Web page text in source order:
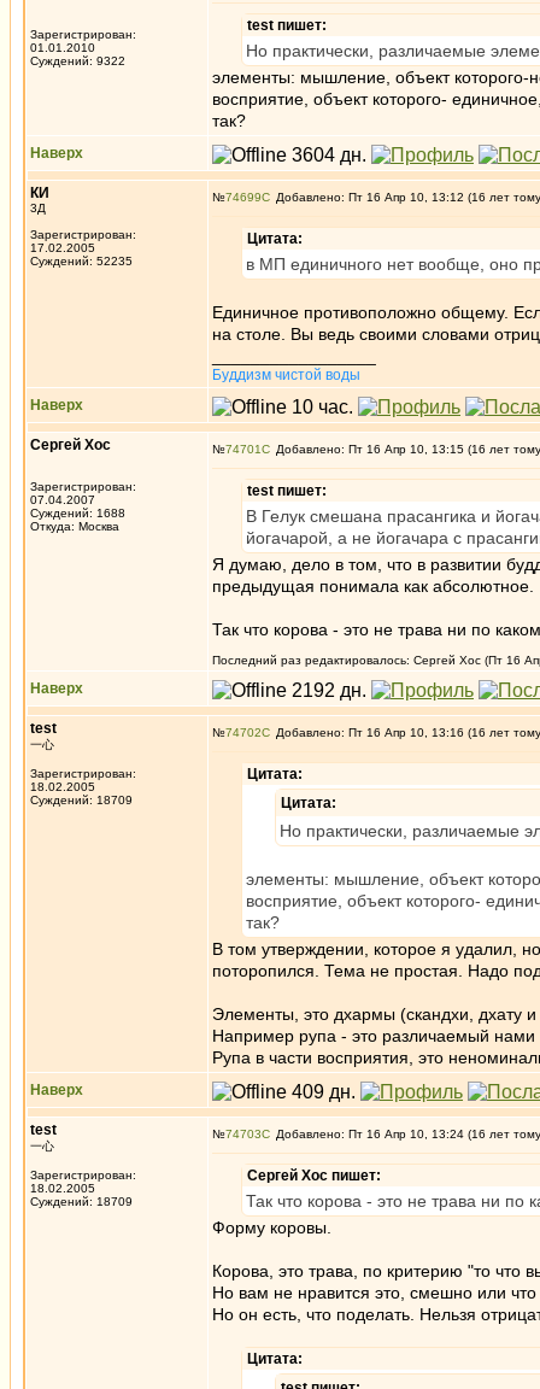
Зарегистрирован:
01.01.2010
Суждений: 9322
test пишет:
Но практически, различаемые
элементы: мышление, объект которого-
восприятие, объект которого-
так?
Наверх
КИ
3Д
Зарегистрирован:
17.02.2005
Суждений: 52235
№74699 Добавлено: Пт 16 Апр 10, 13:12 (16 лет
Цитата:
в МП единичного нет вообще, оно
Единичное противоположно общему.
на столе. Вы ведь своими словами
Буддизм чистой воды
Наверх
Сергей Хос
Зарегистрирован:
07.04.2007
Суждений: 1688
Откуда: Москва
№74701 Добавлено: Пт 16 Апр 10, 13:15 (16 лет
test пишет:
В Гелук смешана прасангика и
йогачарой, а не йогачара с
Я думаю, дело в том, что в развитии
предыдущая понимала как абсолютное.
Так что корова - это не трава ни по
Последний раз редактировалось: Сергей Хос (Пт 16
Наверх
test
一心
Зарегистрирован:
18.02.2005
Суждений: 18709
№74702 Добавлено: Пт 16 Апр 10, 13:16 (16 лет
Цитата:
Цитата:
Но практически, различаемые
элементы: мышление, объект
восприятие, объект которого-
так?
В том утверждении, которое я удалил,
поторопился. Тема не простая. Надо
Элементы, это дхармы (скандхи, дхату
Например рупа - это различаемый нами
Рупа в части восприятия, это
Наверх
test
一心
Зарегистрирован:
18.02.2005
Суждений: 18709
№74703 Добавлено: Пт 16 Апр 10, 13:24 (16 лет
Сергей Хос пишет:
Так что корова - это не трава ни
Форму коровы.
Корова, это трава, по критерию "то что
Но вам не нравится это, смешно или
Но он есть, что поделать. Нельзя
Цитата: